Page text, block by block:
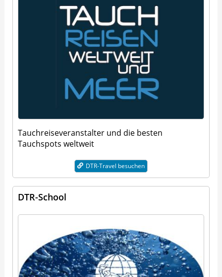
Tauchreiseveranstalter und die besten
Tauchspots weltweit
DTR-Travel besuchen
DTR-School